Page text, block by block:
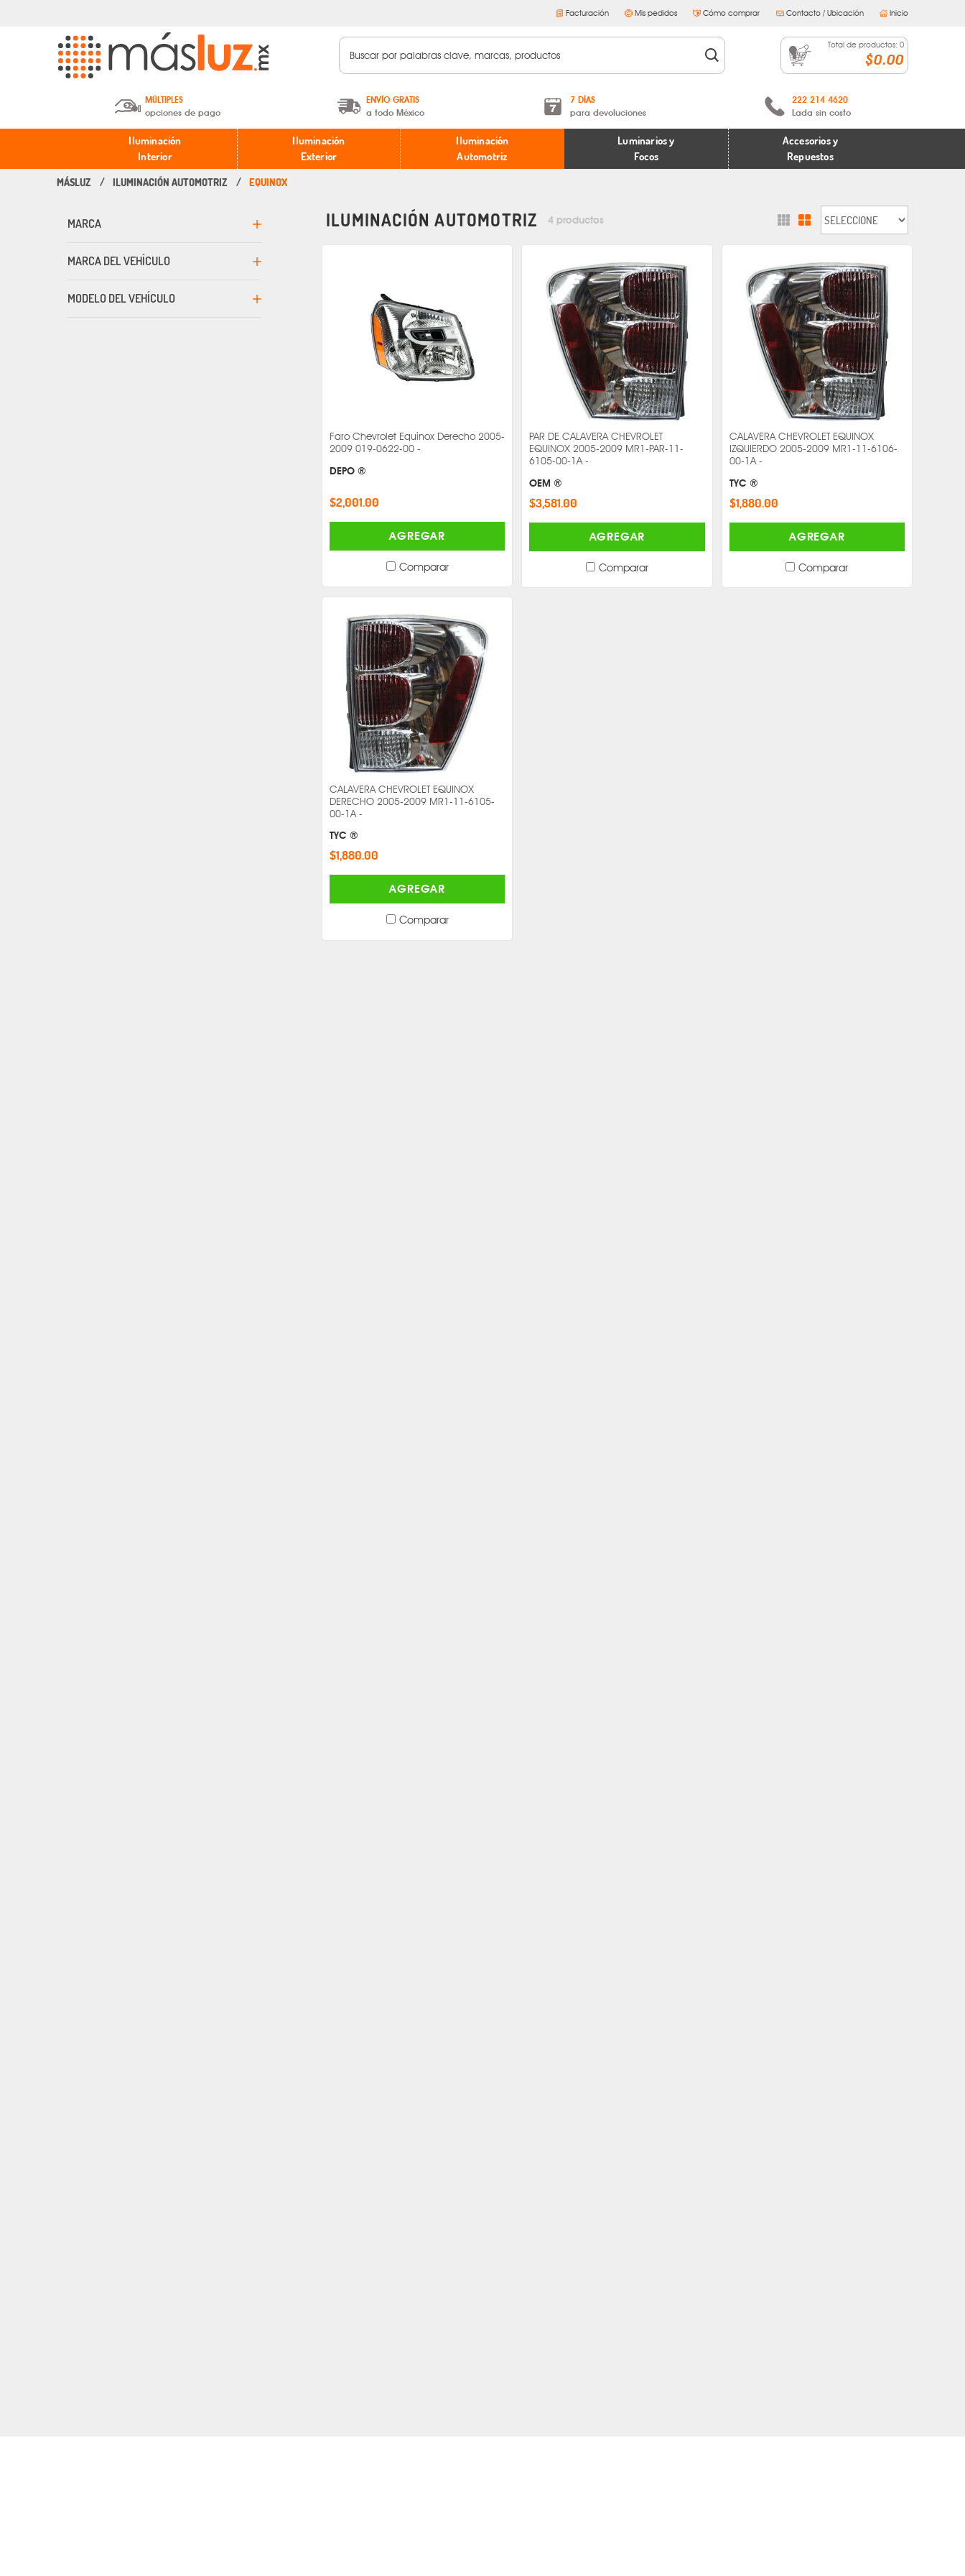
Facturación Mis pedidos Cómo comprar Contacto / Ubicación Inicio
Total de productos: 0
$0.00
MÚLTIPLES
opciones de pago
Depósito en efectivo o Cheque y
Transferencia.
ENVÍO GRATIS
a todo México
A partir de $599 MXN.
* Aplican restricciones
7 DÍAS
para devoluciones
Términos y condiciones
Políticas de devoluciones
222 214 4620
Lada sin costo
Iluminación
Interior
Iluminación
Exterior
Iluminación
Automotriz
Luminarios y
Focos
Accesorios y
Repuestos
ILUMINACIÓN AUTOMOTRIZ EQUINOX
MARCA
MARCA DEL VEHÍCULO
MODELO DEL VEHÍCULO
ILUMINACIÓN AUTOMOTRIZ 4 productos
Faro Chevrolet Equinox Derecho 2005-
2009 019-0622-00 -
DEPO ®
$2,001.00
AGREGAR
Comparar
PAR DE CALAVERA CHEVROLET
EQUINOX 2005-2009 MR1-PAR-11-
6105-00-1A -
OEM ®
$3,581.00
AGREGAR
Comparar
CALAVERA CHEVROLET EQUINOX
IZQUIERDO 2005-2009 MR1-11-6106-
00-1A -
TYC ®
$1,880.00
AGREGAR
Comparar
CALAVERA CHEVROLET EQUINOX
DERECHO 2005-2009 MR1-11-6105-
00-1A -
TYC ®
$1,880.00
AGREGAR
Comparar